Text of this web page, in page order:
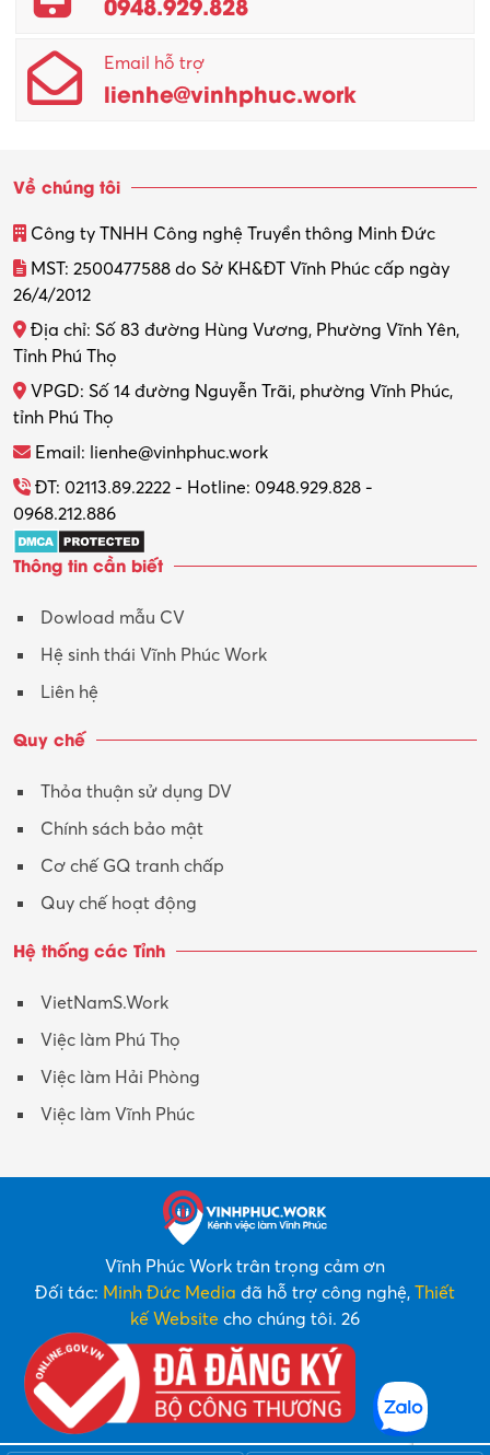
Email hỗ trợ
lienhe@vinhphuc.work
Về chúng tôi
Công ty TNHH Công nghệ Truyền thông Minh Đức
MST: 2500477588 do Sở KH&ĐT Vĩnh Phúc cấp ngày
26/4/2012
Địa chỉ: Số 83 đường Hùng Vương, Phường Vĩnh Yên,
Tỉnh Phú Thọ
VPGD: Số 14 đường Nguyễn Trãi, phường Vĩnh Phúc,
tỉnh Phú Thọ
Email: lienhe@vinhphuc.work
ĐT: 02113.89.2222 - Hotline: 0948.929.828 -
0968.212.886
Thông tin cần biết
Dowload mẫu CV
Hệ sinh thái Vĩnh Phúc Work
Liên hệ
Quy chế
Thỏa thuận sử dụng DV
Chính sách bảo mật
Cơ chế GQ tranh chấp
Quy chế hoạt động
Hệ thống các Tỉnh
VietNamS.Work
Việc làm Phú Thọ
Việc làm Hải Phòng
Việc làm Vĩnh Phúc
Vĩnh Phúc Work trân trọng cảm ơn
Đối tác: Minh Đức Media đã hỗ trợ công nghệ, Thiết
kế Website cho chúng tôi. 26